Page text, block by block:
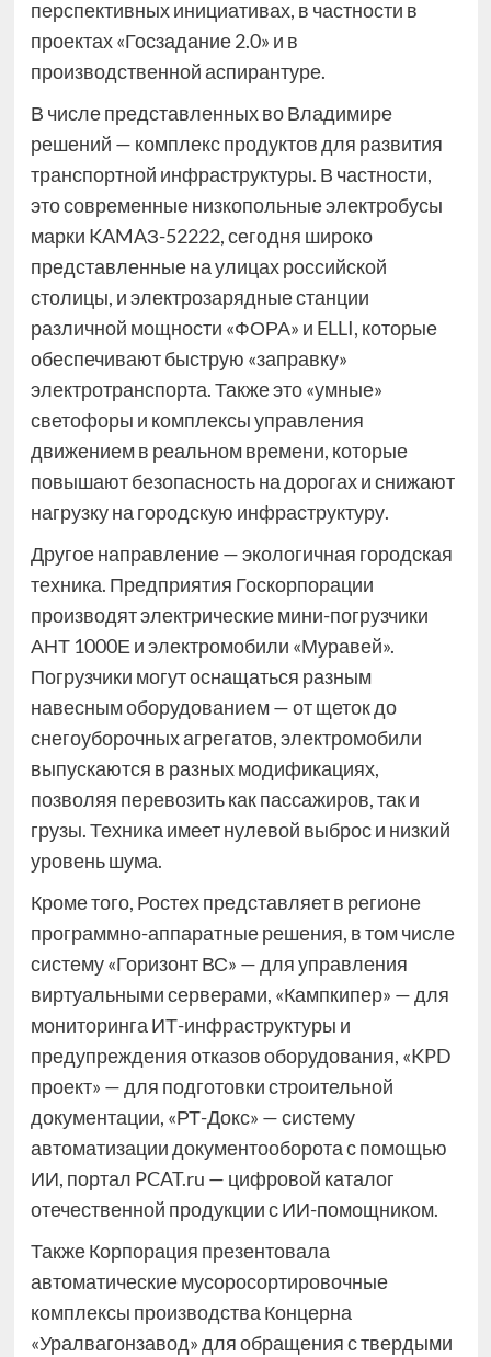
перспективных инициативах, в частности в
проектах «Госзадание 2.0» и в
производственной аспирантуре.
В числе представленных во Владимире
решений — комплекс продуктов для развития
транспортной инфраструктуры. В частности,
это современные низкопольные электробусы
марки KAMAЗ-52222, сегодня широко
представленные на улицах российской
столицы, и электрозарядные станции
различной мощности «ФОРА» и ELLI, которые
обеспечивают быструю «заправку»
электротранспорта. Также это «умные»
светофоры и комплексы управления
движением в реальном времени, которые
повышают безопасность на дорогах и снижают
нагрузку на городскую инфраструктуру.
Другое направление — экологичная городская
техника. Предприятия Госкорпорации
производят электрические мини-погрузчики
АНТ 1000Е и электромобили «Муравей».
Погрузчики могут оснащаться разным
навесным оборудованием — от щеток до
снегоуборочных агрегатов, электромобили
выпускаются в разных модификациях,
позволяя перевозить как пассажиров, так и
грузы. Техника имеет нулевой выброс и низкий
уровень шума.
Кроме того, Ростех представляет в регионе
программно-аппаратные решения, в том числе
систему «Горизонт ВС» — для управления
виртуальными серверами, «Кампкипер» — для
мониторинга ИТ-инфраструктуры и
предупреждения отказов оборудования, «KPD
проект» — для подготовки строительной
документации, «РТ-Докс» — систему
автоматизации документооборота с помощью
ИИ, портал PCAT.ru — цифровой каталог
отечественной продукции с ИИ-помощником.
Также Корпорация презентовала
автоматические мусоросортировочные
комплексы производства Концерна
«Уралвагонзавод» для обращения с твердыми